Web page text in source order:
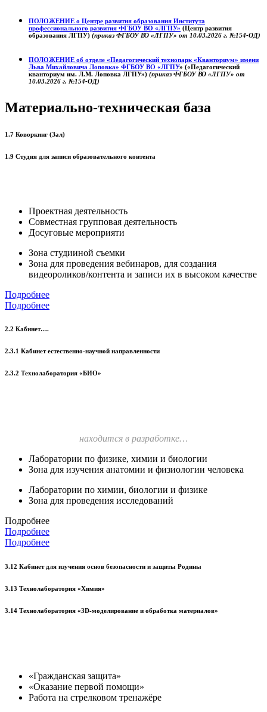
ПОЛОЖЕНИЕ о Центре развития образования Института
профессионального развития ФГБОУ ВО «ЛГПУ» (Центр развития
образования ЛГПУ) (приказ ФГБОУ ВО «ЛГПУ» от 10.03.2026 г. №154-ОД)
ПОЛОЖЕНИЕ об отделе «Педагогический технопарк «Кванториум» имени
Льва Михайловича Лоповка» ФГБОУ ВО «ЛГПУ» («Педагогический
кванториум им. Л.М. Лоповка ЛГПУ») (приказ ФГБОУ ВО «ЛГПУ» от
10.03.2026 г. №154-ОД)
Материально-техническая база
1.7 Коворкинг (Зал)
1.9 Студия для записи образовательного контента
Проектная деятельность
Совместная групповая деятельность
Досуговые мероприяти
Зона студииной съемки
Зона для проведения вебинаров, для создания
видеороликов/контента и записи их в высоком качестве
Подробнее
Подробнее
2.2 Кабинет….
2.3.1 Кабинет естественно-научной направленности
2.3.2 Технолаборатория «БИО»
находится в разработке…
Лаборатории по физике, химии и биологии
Зона для изучения анатомии и физиологии человека
Лаборатории по химии, биологии и физике
Зона для проведения исследований
Подробнее
Подробнее
Подробнее
3.12 Кабинет для изучения основ безопасности и защиты Родины
3.13 Технолаборатория «Химия»
3.14 Технолаборатория «3D-моделирование и обработка материалов»
«Гражданская защита»
«Оказание первой помощи»
Работа на стрелковом тренажёре